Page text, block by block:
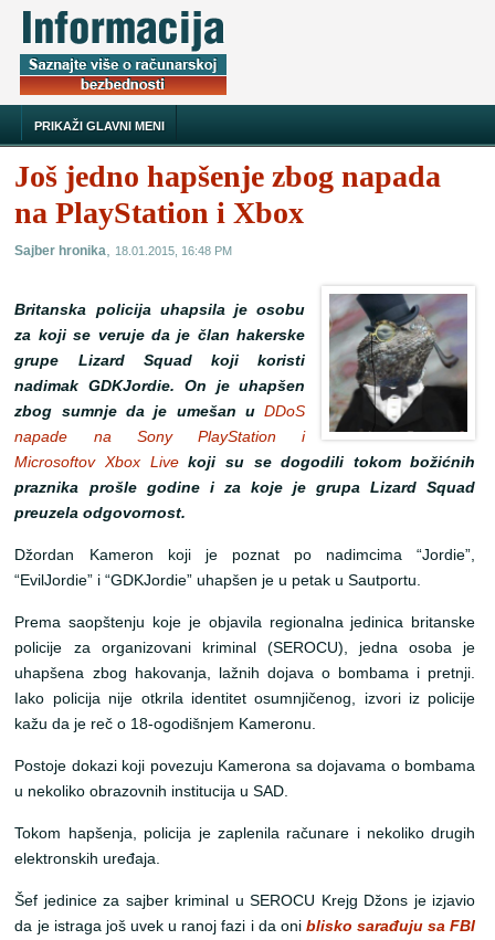
PRIKAŽI GLAVNI MENI
Još jedno hapšenje zbog napada
na PlayStation i Xbox
Sajber hronika, 18.01.2015, 16:48 PM
Britanska policija uhapsila je osobu
za koji se veruje da je član hakerske
grupe Lizard Squad koji koristi
nadimak GDKJordie. On je uhapšen
zbog sumnje da je umešan uDDoS
napade na Sony PlayStation i
Microsoftov Xbox Livekoji su se dogodili tokom božićnih
praznika prošle godine i za koje je grupa Lizard Squad
preuzela odgovornost.
Džordan Kameron koji je poznat po nadimcima “Jordie”,
“EvilJordie” i “GDKJordie” uhapšen je u petak u Sautportu.
Prema saopštenju koje je objavila regionalna jedinica britanske
policije za organizovani kriminal (SEROCU), jedna osoba je
uhapšena zbog hakovanja, lažnih dojava o bombama i pretnji.
Iako policija nije otkrila identitet osumnjičenog, izvori iz policije
kažu da je reč o 18-ogodišnjem Kameronu.
Postoje dokazi koji povezuju Kamerona sa dojavama o bombama
u nekoliko obrazovnih institucija u SAD.
Tokom hapšenja, policija je zaplenila računare i nekoliko drugih
elektronskih uređaja.
Šef jedinice za sajber kriminal u SEROCU Krejg Džons je izjavio
da je istraga još uvek u ranoj fazi i da oni blisko sarađuju sa FBI